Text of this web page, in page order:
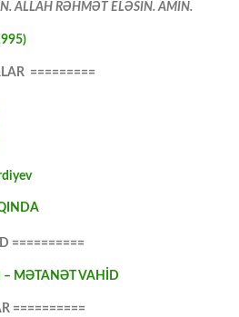
ALLAH RƏHMƏT ELƏSİN. AMİN.
=========
==========
MƏTANƏT VAHİD
==========